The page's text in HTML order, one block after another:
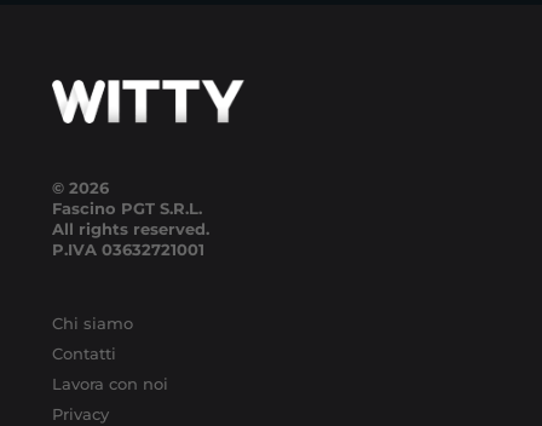
© 2026
Fascino PGT S.R.L.
All rights reserved.
P.IVA 03632721001
Chi siamo
Contatti
Lavora con noi
Privacy